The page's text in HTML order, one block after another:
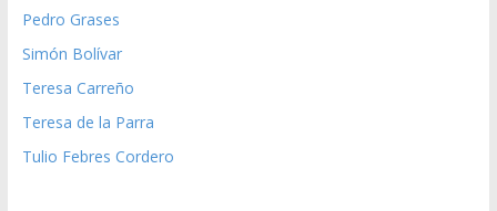
Pedro Grases
Simón Bolívar
Teresa Carreño
Teresa de la Parra
Tulio Febres Cordero